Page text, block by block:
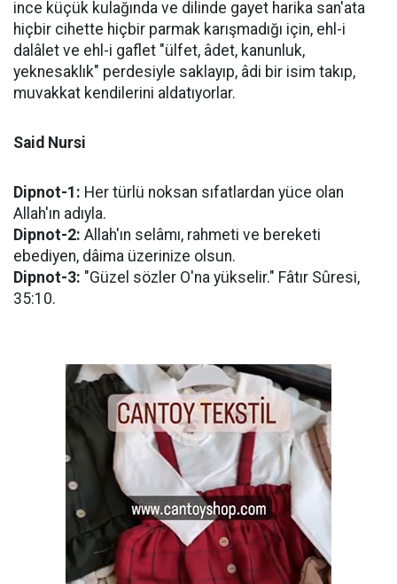
ince küçük kulağında ve dilinde gayet harika san'ata
hiçbir cihette hiçbir parmak karışmadığı için, ehl-i
dalâlet ve ehl-i gaflet "ülfet, âdet, kanunluk,
yeknesaklık" perdesiyle saklayıp, âdi bir isim takıp,
muvakkat kendilerini aldatıyorlar.
Said Nursi
Dipnot-1: Her türlü noksan sıfatlardan yüce olan
Allah'ın adıyla.
Dipnot-2: Allah'ın selâmı, rahmeti ve bereketi
ebediyen, dâima üzerinize olsun.
Dipnot-3: "Güzel sözler O'na yükselir." Fâtır Sûresi,
35:10.